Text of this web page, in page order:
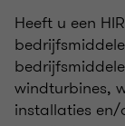
Heeft u een
windturbines,
installaties